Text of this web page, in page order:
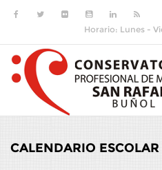
Pasar al contenido principal
Horario: Lunes -
CALENDARIO